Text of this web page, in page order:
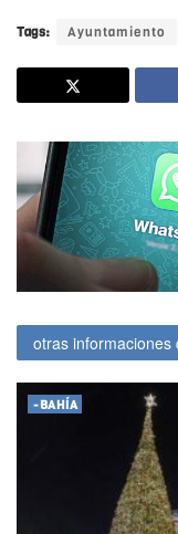
Tags: Ayuntamiento
otras
-BAHÍA